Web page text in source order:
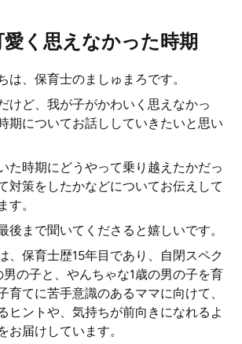
く思えなかった時期
は、保育士のましゅまろです。
けど、我が子がかわいく思えなかっ
期についてお話ししていきたいと思い
た時期にどうやって乗り越えたかだっ
対策をしたかなどについてお伝えして
す。
後まで聞いてくださると嬉しいです。
、保育士歴15年目であり、自閉スペク
男の子と、やんちゃな1歳の男の子を育
育てに苦手意識のあるママに向けて、
ヒントや、気持ちが前向きになれるよ
お届けしています。